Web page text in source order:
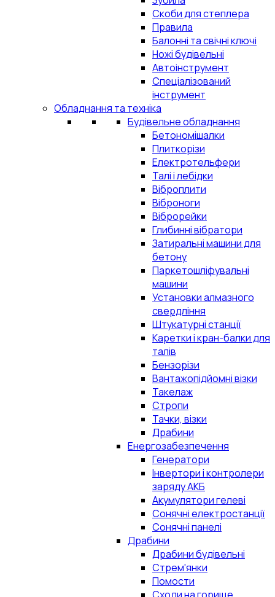
Скоби для степлера
Правила
Балонні та свічні ключі
Ножі будівельні
Автоінструмент
Спеціалізований
інструмент
Обладнання та техніка
Будівельне обладнання
Бетономішалки
Плиткорізи
Електротельфери
Талі і лебідки
Віброплити
Віброноги
Віброрейки
Глибинні вібратори
Затиральні машини для
бетону
Паркетошліфувальні
машини
Установки алмазного
свердління
Штукатурні станції
Каретки і кран-балки для
талів
Бензорізи
Вантажопідйомні візки
Такелаж
Стропи
Тачки, візки
Драбини
Енергозабезпечення
Генератори
Інвертори і контролери
заряду АКБ
Акумулятори гелеві
Сонячні електростанції
Сонячні панелі
Драбини
Драбини будівельні
Стрем'янки
Помости